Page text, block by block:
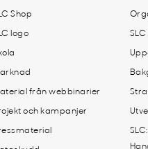
Shop
logo
från webbinarier
och kampanjer